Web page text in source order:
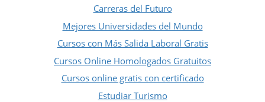
Carreras del Futuro
Mejores Universidades del Mundo
Cursos con Más Salida Laboral Gratis
Cursos Online Homologados Gratuitos
Cursos online gratis con certificado
Estudiar Turismo